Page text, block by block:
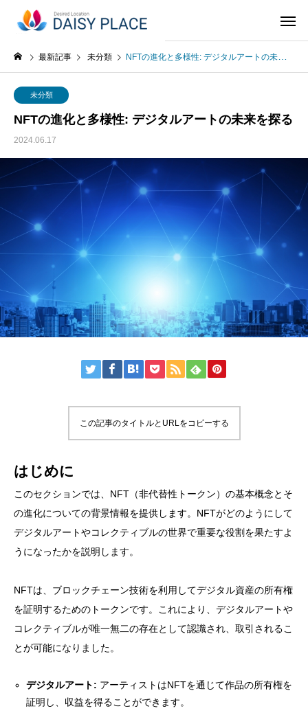
最新記事 未分類 NFTの進化と多様性: デジタルアートの未来を探る
未分類
NFTの進化と多様性: デジタルアートの未来を探る
2024.06.17
この記事のタイトルとURLをコピーする
はじめに
このセクションでは、NFT（非代替性トークン）の基本概念とそ
の進化についての背景情報を提供します。NFTがどのようにして
デジタルアートやコレクティブルの世界で重要な役割を果たすよ
うになったかを説明します。
NFTは、ブロックチェーン技術を利用してデジタル資産の所有権
を証明するためのトークンです。これにより、デジタルアートや
コレクティブルが唯一無二の存在として認識され、取引されるこ
とが可能になりました。
デジタルアート: アーティストはNFTを通じて作品の所有権を
証明し、収益を得ることができます。